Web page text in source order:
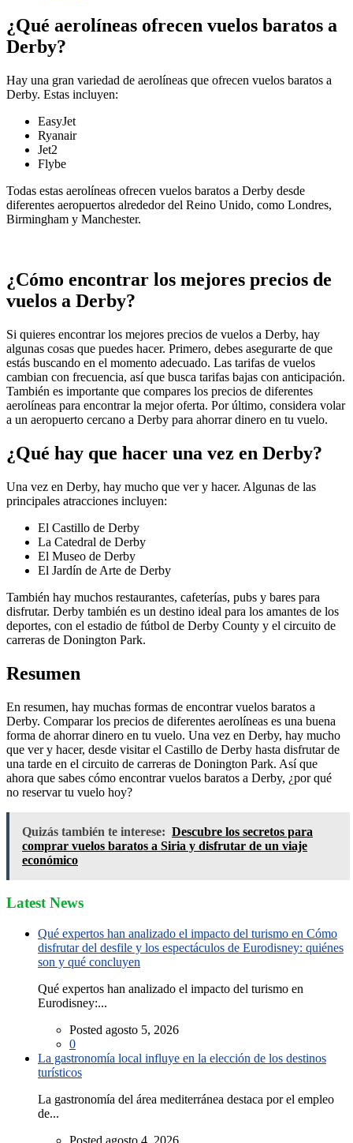
¿Qué aerolíneas ofrecen vuelos baratos a
Derby?
Hay una gran variedad de aerolíneas que ofrecen vuelos baratos a
Derby. Estas incluyen:
EasyJet
Ryanair
Jet2
Flybe
Todas estas aerolíneas ofrecen vuelos baratos a Derby desde
diferentes aeropuertos alrededor del Reino Unido, como Londres,
Birmingham y Manchester.
¿Cómo encontrar los mejores precios de
vuelos a Derby?
Si quieres encontrar los mejores precios de vuelos a Derby, hay
algunas cosas que puedes hacer. Primero, debes asegurarte de que
estás buscando en el momento adecuado. Las tarifas de vuelos
cambian con frecuencia, así que busca tarifas bajas con anticipación.
También es importante que compares los precios de diferentes
aerolíneas para encontrar la mejor oferta. Por último, considera volar
a un aeropuerto cercano a Derby para ahorrar dinero en tu vuelo.
¿Qué hay que hacer una vez en Derby?
Una vez en Derby, hay mucho que ver y hacer. Algunas de las
principales atracciones incluyen:
El Castillo de Derby
La Catedral de Derby
El Museo de Derby
El Jardín de Arte de Derby
También hay muchos restaurantes, cafeterías, pubs y bares para
disfrutar. Derby también es un destino ideal para los amantes de los
deportes, con el estadio de fútbol de Derby County y el circuito de
carreras de Donington Park.
Resumen
En resumen, hay muchas formas de encontrar vuelos baratos a
Derby. Comparar los precios de diferentes aerolíneas es una buena
forma de ahorrar dinero en tu vuelo. Una vez en Derby, hay mucho
que ver y hacer, desde visitar el Castillo de Derby hasta disfrutar de
una tarde en el circuito de carreras de Donington Park. Así que
ahora que sabes cómo encontrar vuelos baratos a Derby, ¿por qué
no reservar tu vuelo hoy?
Quizás también te interese: Descubre los secretos para
comprar vuelos baratos a Siria y disfrutar de un viaje
económico
Latest News
Qué expertos han analizado el impacto del turismo en Cómo
disfrutar del desfile y los espectáculos de Eurodisney: quiénes
son y qué concluyen
Qué expertos han analizado el impacto del turismo en
Eurodisney:...
Posted agosto 5, 2026
0
La gastronomía local influye en la elección de los destinos
turísticos
La gastronomía del área mediterránea destaca por el empleo
de...
Posted agosto 4, 2026